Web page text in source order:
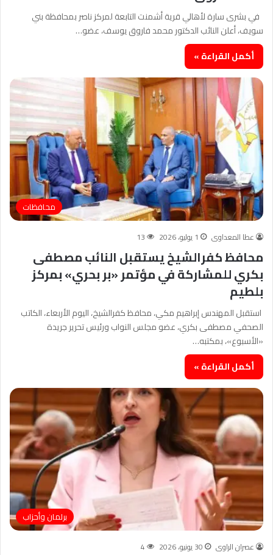
في بشرى سارة لأهالي قرية أشمنت التابعة لمركز ناصر بمحافظة بني
سويف، أعلن النائب الدكتور محمد فاروق يوسف، عضو…
أكمل القراءة »
محافظات
عطا المعداوى 1 يوليو، 2026 13
محافظ كفرالشيخ يستقبل النائب مصطفى
بكري للمشاركة في مؤتمر «بر بحري» بمركز
بلطيم
استقبل المهندس إبراهيم مكي، محافظ كفرالشيخ، اليوم الأربعاء، الكاتب
الصحفي مصطفى بكري، عضو مجلس النواب ورئيس تحرير جريدة
«الأسبوع»، بمكتبه…
أكمل القراءة »
برلمان وأحزاب
عصران الراوى 30 يونيو، 2026 4